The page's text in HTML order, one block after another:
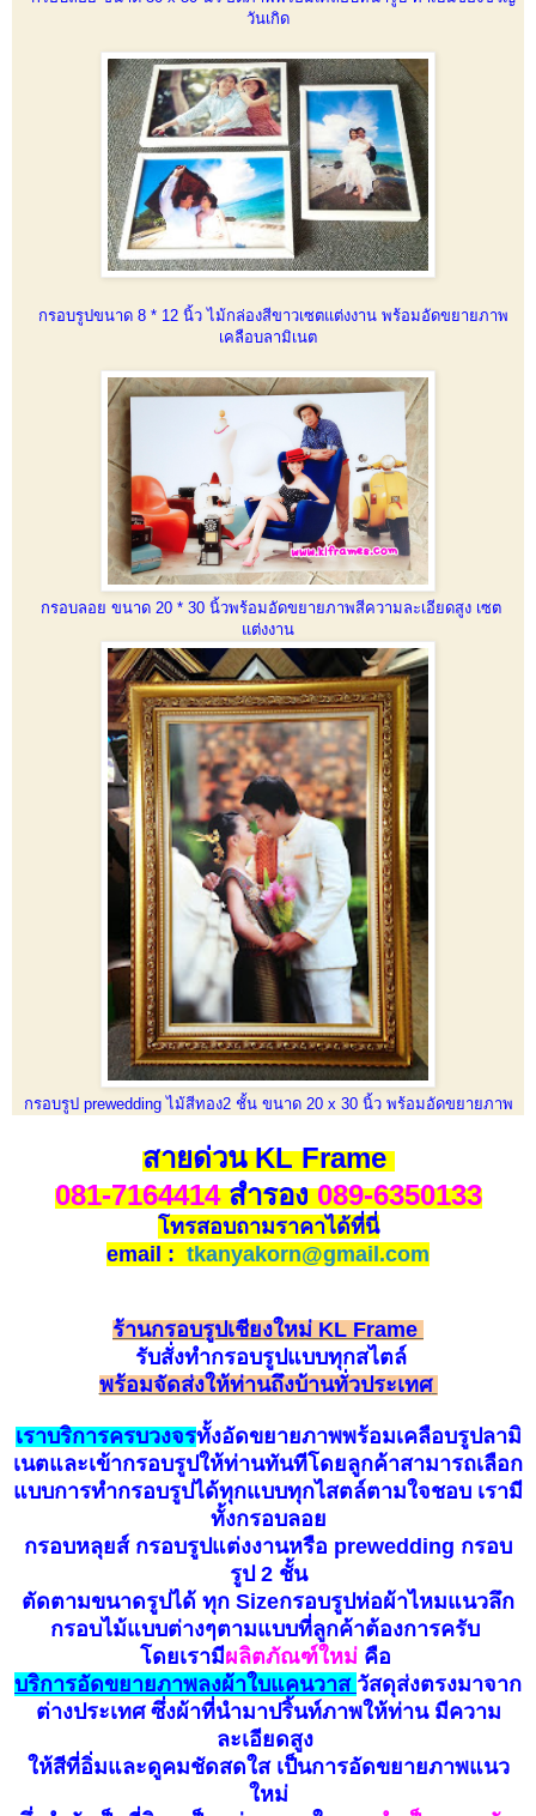
วันเกิด
กรอบรูปขนาด 8 * 12 นิ้ว ไม้กล่องสีขาวเซตแต่งงาน พร้อมอัดขยายภาพ
เคลือบลามิเนต
กรอบลอย ขนาด 20 * 30 นิ้วพร้อมอัดขยายภาพสีความละเอียดสูง เซต
แต่งงาน
กรอบรูป prewedding ไม้สีทอง2 ชั้น ขนาด 20 x 30 นิ้ว พร้อมอัดขยายภาพ
สายด่วน KL Frame
081-7164414สำรอง089-6350133
โทรสอบถามราคาได้ที่นี่
email : tkanyakorn@gmail.com
ร้านกรอบรูปเชียงใหม่ KL Frame
รับสั่งทำกรอบรูปแบบทุกสไตล์
พร้อมจัดส่งให้ท่านถึงบ้านทั่วประเทศ
เราบริการครบวงจรทั้งอัดขยายภาพพร้อมเคลือบรูปลามิ
เนตและเข้ากรอบรูปให้ท่านทันทีโดยลูกค้าสามารถเลือก
แบบการทำกรอบรูปได้ทุกแบบทุกไสตล์ตามใจชอบ เรามี
ทั้งกรอบลอย
กรอบหลุยส์ กรอบรูปแต่งงานหรือ prewedding กรอบ
รูป 2 ชั้น
ตัดตามขนาดรูปได้ ทุก Sizeกรอบรูปห่อผ้าไหมแนวลึก
กรอบไม้แบบต่างๆตามแบบที่ลูกค้าต้องการครับ
โดยเรามีผลิตภัณฑ์ใหม่คือ
บริการอัดขยายภาพลงผ้าใบแคนวาส วัสดุส่งตรงมาจาก
ต่างประเทศ ซึ่งผ้าที่นำมาปริ้นท์ภาพให้ท่าน มีความ
ละเอียดสูง
ให้สีที่อิ่มและดูคมชัดสดใส เป็นการอัดขยายภาพแนว
ใหม่